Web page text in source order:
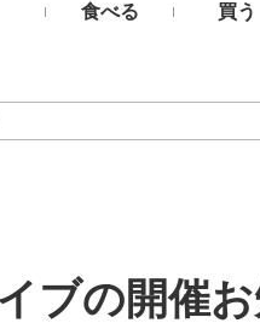
食べる 買う
ブの開催お